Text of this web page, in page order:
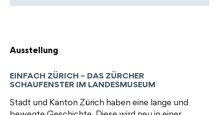
Ausstellung
EINFACH ZÜRICH – DAS ZÜRCHER
SCHAUFENSTER IM LANDESMUSEUM
Stadt und Kanton Zürich haben eine lange und